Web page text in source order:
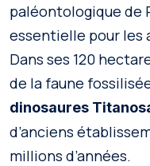
paléontologique de
essentielle pour les
Dans ses 120
de la faune
dinosaures
d’anciens
millions d’années.